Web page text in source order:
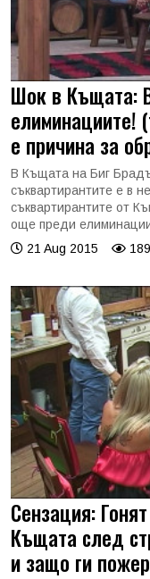
Шок в Къщата:
елиминациите!
е причина за
В Къщата на Биг
съквартирантите е в
съквартирантите от
още преди
21 Aug 2015
Сензация:
Къщата след
и защо ги